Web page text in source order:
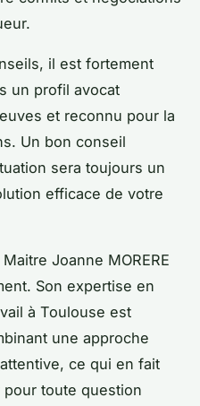
il est fortement
un profil avocat
et reconnu pour la
Un bon conseil
sera toujours un
efficace de votre
Joanne MORERE
Son expertise en
à Toulouse est
une approche
ce qui en fait
toute question